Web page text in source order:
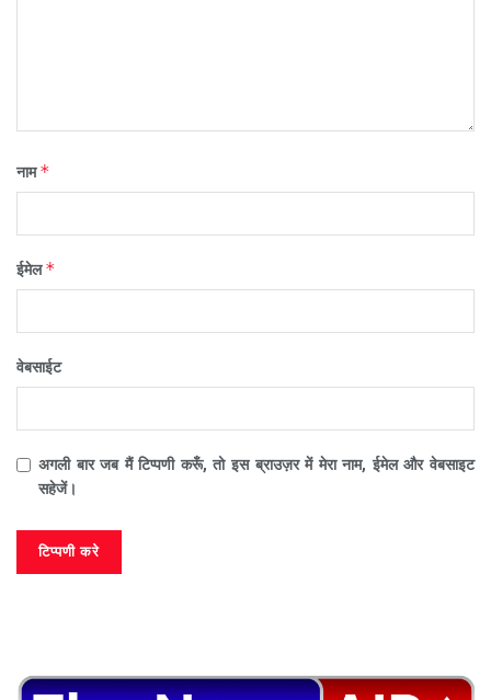
नाम*
ईमेल*
वेबसाईट
अगली बार जब मैं टिप्पणी करूँ, तो इस ब्राउज़र में मेरा नाम, ईमेल और वेबसाइट
सहेजें।